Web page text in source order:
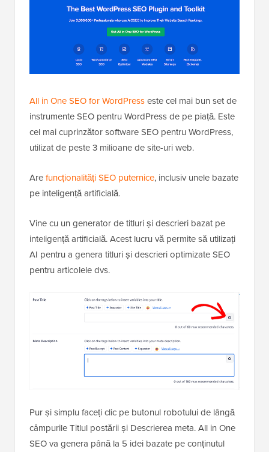
All in One SEO for WordPresseste cel mai bun set de
instrumente SEO pentru WordPress de pe piață. Este
cel mai cuprinzător software SEO pentru WordPress,
utilizat de peste 3 milioane de site-uri web.
Arefuncționalități SEO puternice, inclusiv unele bazate
pe inteligență artificială.
Vine cu un generator de titluri și descrieri bazat pe
inteligență artificială. Acest lucru vă permite să utilizați
AI pentru a genera titluri și descrieri optimizate SEO
pentru articolele dvs.
Pur și simplu faceți clic pe butonul robotului de lângă
câmpurile Titlul postării și Descrierea meta. All in One
SEO va genera până la 5 idei bazate pe conținutul